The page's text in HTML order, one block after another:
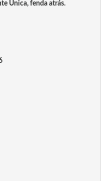
Única, fenda atrás.